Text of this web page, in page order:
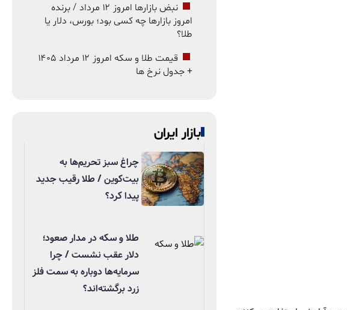
نبض بازارها امروز ۱۲ مرداد / برنده
امروز بازارها چه کسی بود؛ بورس، دلار یا
طلا؟
قیمت طلا و سکه امروز ۱۲ مرداد ۱۴۰۵
+ جدول نرخ ها
بازار ایران
چراغ سبز تحریم‌ها به
بیت‌کوین / طلا رقیب جدید
پیدا کرد؟
طلا و سکه در مدار صعود؛
دلار عقب نشست / چرا
سرمایه‌ها دوباره به سمت فلز
زرد برگشته‌اند؟